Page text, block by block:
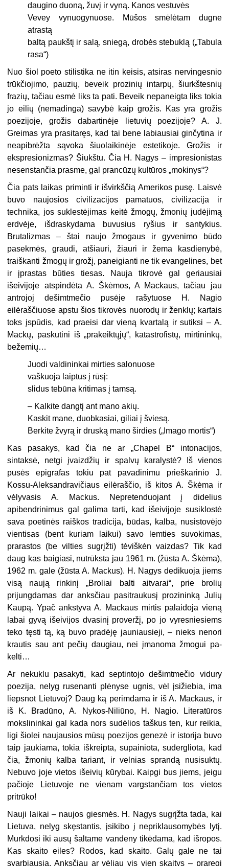
daugino duoną, žuvį ir vyną. Kanos vestuvės
Vevey vynuogynuose. Mūšos smėlėtam dugne
atrastą
baltą paukštį ir salą, sniegą, drobės stebuklą („Tabula
rasa“)
Nuo šiol poeto stilistika ne itin keisis, atsiras nervingesnio
trūkčiojimo, pauzių, beveik prozinių intarpų, šiurkštesnių
frazių, tačiau esmė liks ta pati. Beveik nepaneigta liks tokia
jo eilių (nemadinga) savybė kaip grožis. Kas yra grožis
poezijoje, grožis dabartinėje lietuvių poezijoje? A. J.
Greimas yra prasitaręs, kad tai bene labiausiai ginčytina ir
neapibrėžta sąvoka šiuolaikinėje estetikoje. Grožis ir
ekspresio­nizmas? Šiukštu. Čia H. Nagys – impresionistas
nesenstančia prasme, gal prancūzų kultūros „mokinys“?
Čia pats laikas priminti ir išvirkščią Amerikos pusę. Laisvė
buvo naujo­sios civilizacijos pamatuos, civilizacija ir
technika, jos suklestėjimas keitė žmogų, žmonių judėjimą
erdvėje, išdraskydama buvusius ryšius ir santykius.
Brutalizmas – štai naujo žmogaus ir gyvenimo būdo
pasekmės, graudi, atšiauri, žiauri ir žema kasdienybė,
traiškanti žmogų ir grožį, paneigianti ne tik evangelines, bet
ir įprastas būties tiesas. Nauja tikrovė gal geriausiai
išeivijoje atspindėta A. Škėmos, A Mackaus, tačiau jau
antrojoj dešimtmečio pusėje rašytuose H. Nagio
eilėraščiuose apstu šios tikrovės nuorodų ir ženklų; kartais
toks įspūdis, kad praeisi dar vieną kvartalą ir sutiksi – A.
Mackų, paskutini iš „prakeiktųjų“, katastrofistų, mirtininkų,
bežemių…
Juodi valdininkai mirties salonuose
vaškuoja laiptus į rūsį:
slidus tebūna kritimas į tamsą.
– Kalkite dangtį ant mano akių.
Kaskit mane, duobkasiai, giliai į šviesą.
Berkite žvyrą ir druską mano širdies („Imago mortis“)
Kas pasakys, kad čia ne ar „Chapel B“ intonacijos,
sintaksė, netgi įvaizdžių ir spalvų karalystė? Iš vienos
pusės epigrafas tokiu pat pavadinimu prieškarinio J.
Kossu-Aleksandravičiaus eilėraščio, iš kitos A. Škėma ir
vėlyvasis A. Mackus. Ne­pretenduojant į didelius
apibendrinimus gal galima tarti, kad išeivijoje susiklostė
sava poetinės raiškos tradicija, būdas, kalba, nusistovėjo
vientisas (bent kuriam laikui) savo lemties su­vokimas,
prarastos (be vilties sugrįžti) tėviškėn vaizdas? Tik kad
daug kas baigiasi, nutrūksta jau 1961 m. (žūsta A. Škėma),
1962 m. gale (žūsta A. Mac­kus). H. Nagys dedikuoja jiems
visą naują rinkinį „Broliai balti aitvarai“, prie brolių
prijungdamas dar anksčiau pasitraukusį prozininką Julių
Kaupą. Ypač ankstyva A. Mackaus mirtis pa­laidoja vieną
labai gyvą išeivijos dva­sinį proveržį, po jo vyresniesiems
te­ko tęsti tą, ką buvo pradėję jauniausieji, – nieks nenori
krautis sau ant pe­čių daugiau, nei įmanoma žmogui pa­
kelti…
Ar nekuklu pasakyti, kad septintojo dešimtmečio vidury
poezija, nelyg ru­senanti plėnyse ugnis, vėl įsižiebia, ima
liepsnot Lietuvoj? Daug ką perimdama ir iš A. Mackaus, ir
iš K. Bradūno, A. Nykos-Niliūno, H. Nagio. Literatūros
mokslininkai gal kada nors sudėlios taškus ten, kur reikia,
ligi šiolei nau­jausios mūsų poezijos genezė ir istori­ja buvo
taip jaukiama, tokia iškreipta, supainiota, sudergliota, kad
čia, žmonių kalba tariant, ir velnias sprandą nu­sisuktų.
Nebuvo joje vietos išeivių kū­rybai. Kaipgi bus jiems, jeigu
pačioje Lietuvoje ne vienam vargstančiam tos vietos
pritrūko!
Nauji laikai – naujos giesmės. H. Nagys sugrįžta tada, kai
Lietuva, nelyg skęstantis, įsikibo į nepriklausomybės lytį.
Murkdosi iki ausų šaltame van­deny tikėdama, kad išropos.
Kas skaito eiles? Rodos, kad skaito. Galų gale ne tai
svarbiausia. Anksčiau ar vėliau vis vien skaitys – praregi